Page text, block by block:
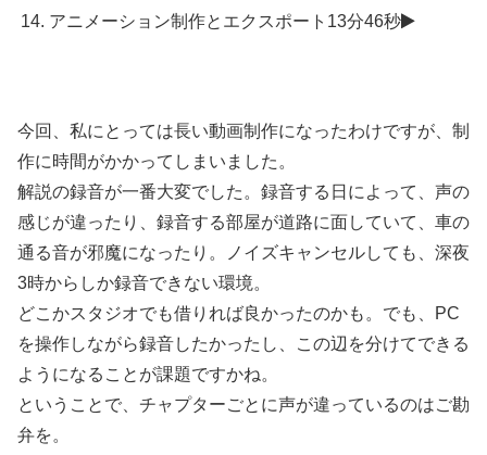
アニメーション制作とエクスポート 13分46秒
今回、私にとっては長い動画制作になったわけですが、制
作に時間がかかってしまいました。
解説の録音が一番大変でした。録音する日によって、声の
感じが違ったり、録音する部屋が道路に面していて、車の
通る音が邪魔になったり。ノイズキャンセルしても、深夜
3時からしか録音できない環境。
どこかスタジオでも借りれば良かったのかも。でも、PC
を操作しながら録音したかったし、この辺を分けてできる
ようになることが課題ですかね。
ということで、チャプターごとに声が違っているのはご勘
弁を。